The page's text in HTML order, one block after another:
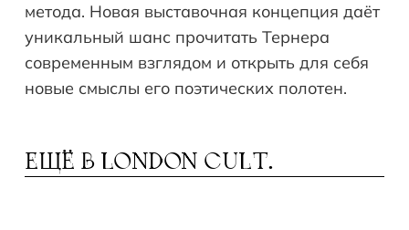
метода. Новая выставочная концепция даёт
уникальный шанс прочитать Тернера
современным взглядом и открыть для себя
новые смыслы его поэтических полотен.
ЕЩЁ В LONDON CULT.